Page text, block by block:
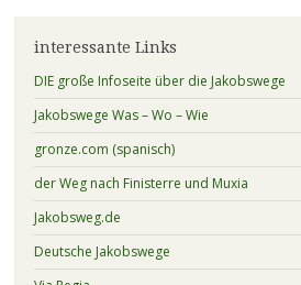
interessante Links
DIE große Infoseite über die Jakobswege
Jakobswege Was – Wo – Wie
gronze.com (spanisch)
der Weg nach Finisterre und Muxia
Jakobsweg.de
Deutsche Jakobswege